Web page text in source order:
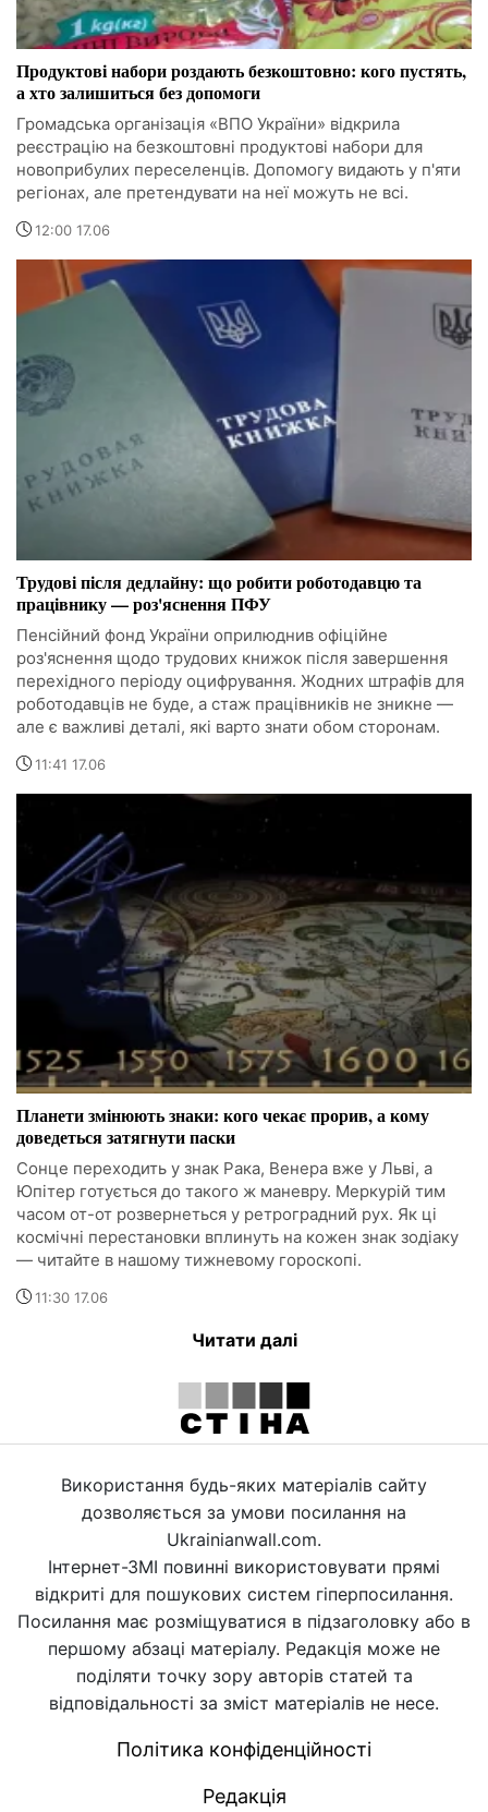
Продуктові набори роздають безкоштовно: кого пустять,
а хто залишиться без допомоги
Громадська організація «ВПО України» відкрила
реєстрацію на безкоштовні продуктові набори для
новоприбулих переселенців. Допомогу видають у п'яти
регіонах, але претендувати на неї можуть не всі.
12:00 17.06
Трудові після дедлайну: що робити роботодавцю та
працівнику — роз'яснення ПФУ
Пенсійний фонд України оприлюднив офіційне
роз'яснення щодо трудових книжок після завершення
перехідного періоду оцифрування. Жодних штрафів для
роботодавців не буде, а стаж працівників не зникне —
але є важливі деталі, які варто знати обом сторонам.
11:41 17.06
Планети змінюють знаки: кого чекає прорив, а кому
доведеться затягнути паски
Сонце переходить у знак Рака, Венера вже у Льві, а
Юпітер готується до такого ж маневру. Меркурій тим
часом от-от розвернеться у ретроградний рух. Як ці
космічні перестановки вплинуть на кожен знак зодіаку
— читайте в нашому тижневому гороскопі.
11:30 17.06
Читати далі
Використання будь-яких матеріалів сайту
дозволяється за умови посилання на
Ukrainianwall.com.
Інтернет-ЗМІ повинні використовувати прямі
відкриті для пошукових систем гіперпосилання.
Посилання має розміщуватися в підзаголовку або в
першому абзаці матеріалу. Редакція може не
поділяти точку зору авторів статей та
відповідальності за зміст матеріалів не несе.
Політика конфіденційності
Редакція